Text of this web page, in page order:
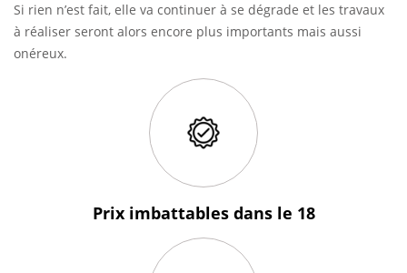
Si rien n’est fait, elle va continuer à se dégrade et les travaux
à réaliser seront alors encore plus importants mais aussi
onéreux.
Prix imbattables dans le 18